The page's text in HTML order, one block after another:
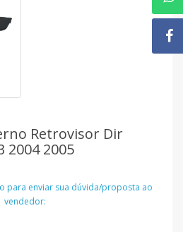
Retrovisor Dir
2004 2005
para enviar sua dúvida/proposta ao
vendedor: